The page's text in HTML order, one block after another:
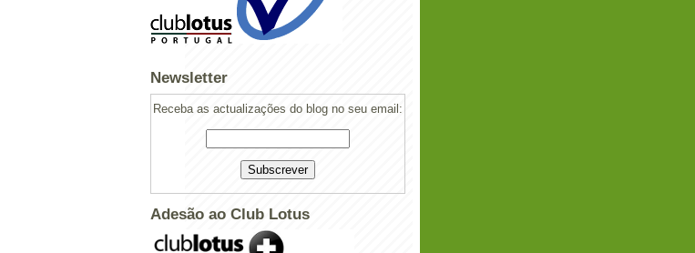
Newsletter
Receba as actualizações do blog no seu email:
Adesão ao Club Lotus